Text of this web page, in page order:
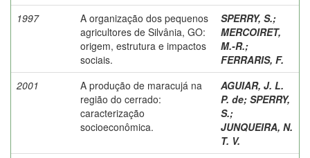
1997
A organização dos pequenos
agricultores de Silvânia, GO:
origem, estrutura e impactos
sociais.
SPERRY, S.;
MERCOIRET,
M.-R.;
FERRARIS, F.
2001
A produção de maracujá na
região do cerrado:
caracterização
socioeconômica.
AGUIAR, J. L.
P. de; SPERRY,
S.;
JUNQUEIRA, N.
T. V.